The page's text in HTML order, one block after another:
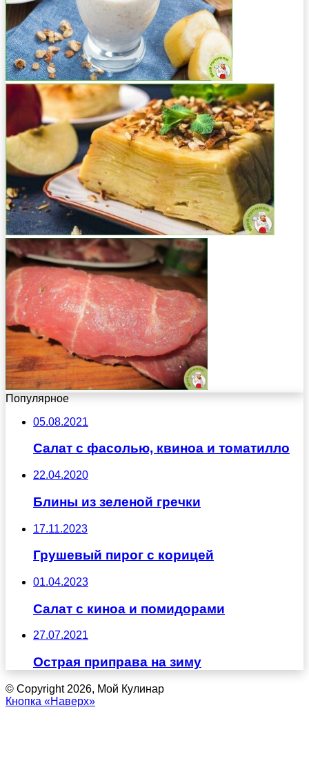
Популярное
05.08.2021
Салат с фасолью, квиноа и томатилло
22.04.2020
Блины из зеленой гречки
17.11.2023
Грушевый пирог с корицей
01.04.2023
Салат с киноа и помидорами
27.07.2021
Острая приправа на зиму
© Copyright 2026, Мой Кулинар
Кнопка «Наверх»